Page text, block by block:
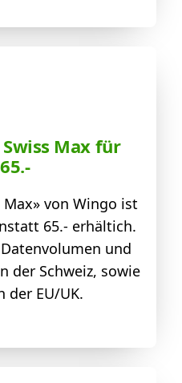
Max für
Max» von Wingo ist
65.- erhältich.
und
der Schweiz, sowie
der EU/UK.